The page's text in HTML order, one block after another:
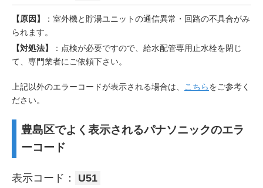
【原因】
：室外機と貯湯ユニットの通信異常・回路の不具合がみ
られます。
【対処法】
：点検が必要ですので、給水配管専用止水栓を閉じ
て、専門業者にご依頼下さい。
上記以外のエラーコードが表示される場合は、 こちらをご参考く
ださい。
豊島区でよく表示されるパナソニックのエラ
ーコード
表示コード： U51